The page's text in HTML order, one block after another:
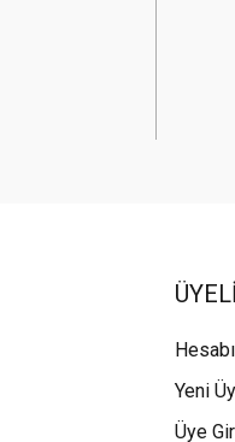
Yeni
Üye